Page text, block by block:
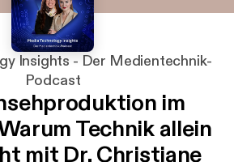
Insights - Der Medientechnik-
Podcast
im
Technik allein
mit Dr. Christiane